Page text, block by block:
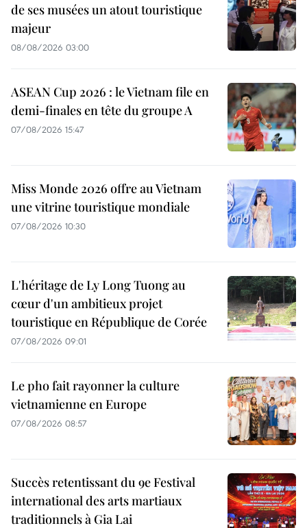
de ses musées un atout touristique
majeur
08/08/2026 03:00
ASEAN Cup 2026 : le Vietnam file en
demi-finales en tête du groupe A
07/08/2026 15:47
Miss Monde 2026 offre au Vietnam
une vitrine touristique mondiale
07/08/2026 10:30
L'héritage de Ly Long Tuong au
cœur d'un ambitieux projet
touristique en République de Corée
07/08/2026 09:01
Le pho fait rayonner la culture
vietnamienne en Europe
07/08/2026 08:57
Succès retentissant du 9e Festival
international des arts martiaux
traditionnels à Gia Lai